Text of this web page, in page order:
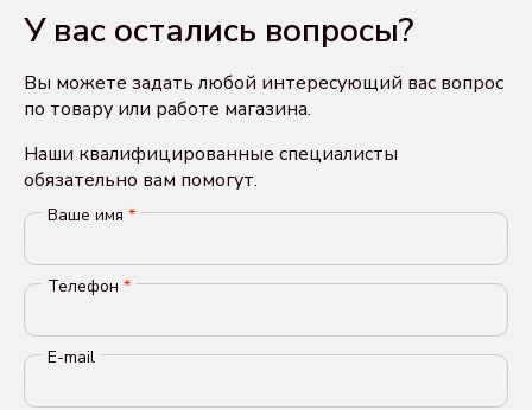
У вас остались вопросы?
Вы можете задать любой интересующий вас вопрос
по товару или работе магазина.
Наши квалифицированные специалисты
обязательно вам помогут.
Ваше имя *
Телефон *
E-mail